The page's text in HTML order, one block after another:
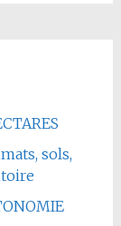
sols,